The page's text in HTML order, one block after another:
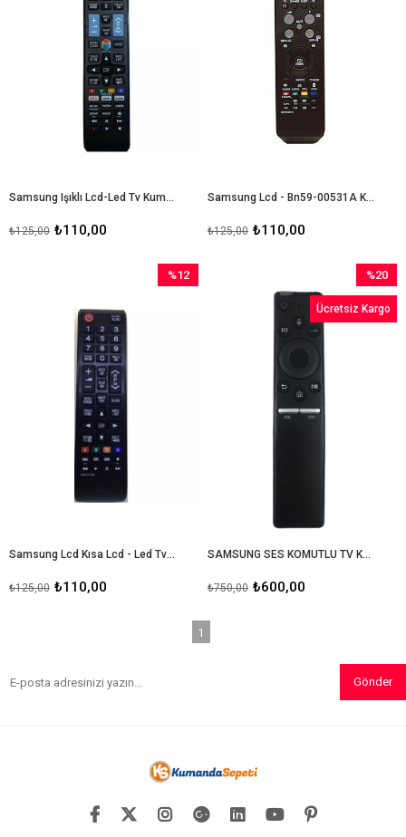
Samsung Işıklı Lcd-Led Tv Kumandası
₺110,00
₺125,00
Samsung Lcd - Bn59-00531A Kumanda
₺110,00
₺125,00
Samsung Lcd Kısa Lcd - Led Tv Kumandası
₺110,00
₺125,00
%12
SAMSUNG SES KOMUTLU TV KUMANDASI
₺600,00
₺750,00
%20
İndirim
Ücretsiz Kargo
1
Gönder